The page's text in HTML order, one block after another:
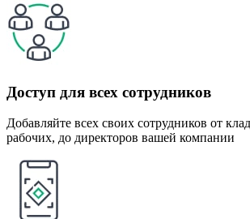
Доступ для всех сотрудников
Добавляйте всех своих сотрудников от
рабочих, до директоров вашей компании